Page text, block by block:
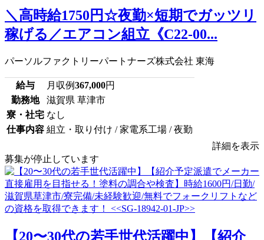
＼高時給1750円☆夜勤×短期でガッツリ
稼げる／エアコン組立《C22-00...
パーソルファクトリーパートナーズ株式会社 東海
給与 月収例367,000円
勤務地
滋賀県 草津市
寮・社宅 なし
仕事内容 組立・取り付け / 家電系工場 / 夜勤
詳細を表示
募集が停止しています
【20〜30代の若手世代活躍中】【紹介